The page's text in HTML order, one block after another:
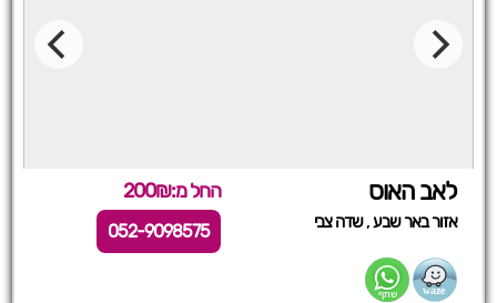
לאב האוס החל מ:200₪
אזור באר שבע,שדה צבי 052-9098575